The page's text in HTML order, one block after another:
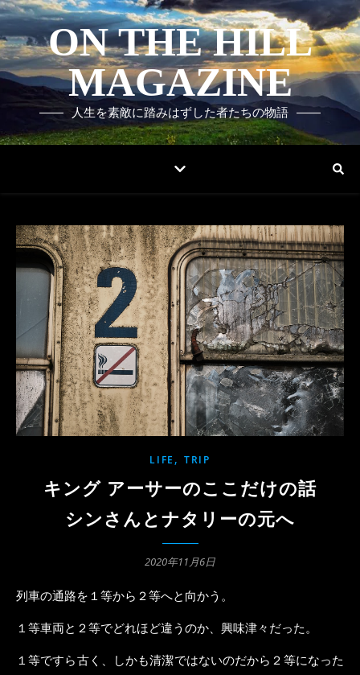
ON THE HILL
MAGAZINE
人生を素敵に踏みはずした者たちの物語
LIFE , TRIP
キング アーサーのここだけの話
シンさんとナタリーの元へ
2020年11月6日
列車の通路を１等から２等へと向かう。
１等車両と２等でどれほど違うのか、興味津々だった。
１等ですら古く、しかも清潔ではないのだから２等になった